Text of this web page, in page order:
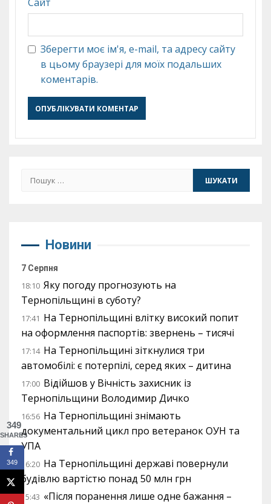
Сайт
Зберегти моє ім'я, e-mail, та адресу сайту
в цьому браузері для моїх подальших
коментарів.
Пошук:
Новини
7 Серпня
18:10 Яку погоду прогнозують на
Тернопільщині в суботу?
17:41 На Тернопільщині влітку високий попит
на оформлення паспортів: звернень – тисячі
17:14 На Тернопільщині зіткнулися три
автомобілі: є потерпілі, серед яких – дитина
17:00 Відійшов у Вічність захисник із
Тернопільщини Володимир Дичко
16:56 На Тернопільщині знімають
документальний цикл про ветеранок ОУН та
УПА
16:20 На Тернопільщині державі повернули
будівлю вартістю понад 50 млн грн
15:43 «Після поранення лише одне бажання –
349
SHARES
349